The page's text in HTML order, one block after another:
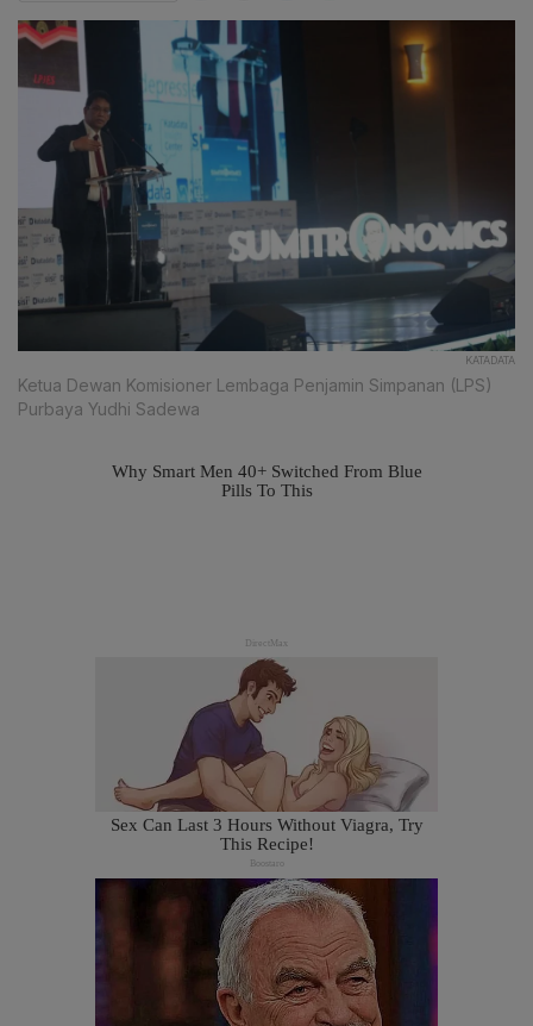
KATADATA
Ketua Dewan Komisioner Lembaga Penjamin Simpanan (LPS)
Purbaya Yudhi Sadewa